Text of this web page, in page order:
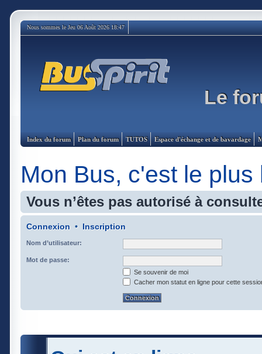
Nous sommes le Jeu 06 Août 2026 18:47
Le
Index du forum Plan du forum TUTOS Espace d'échange et de bavardage
Mon Bus, c'est le plus
Vous n’êtes pas autorisé à
Connexion • Inscription
Nom d’utilisateur:
Mot de passe:
Se souvenir de moi
Cacher mon statut en ligne pour cette